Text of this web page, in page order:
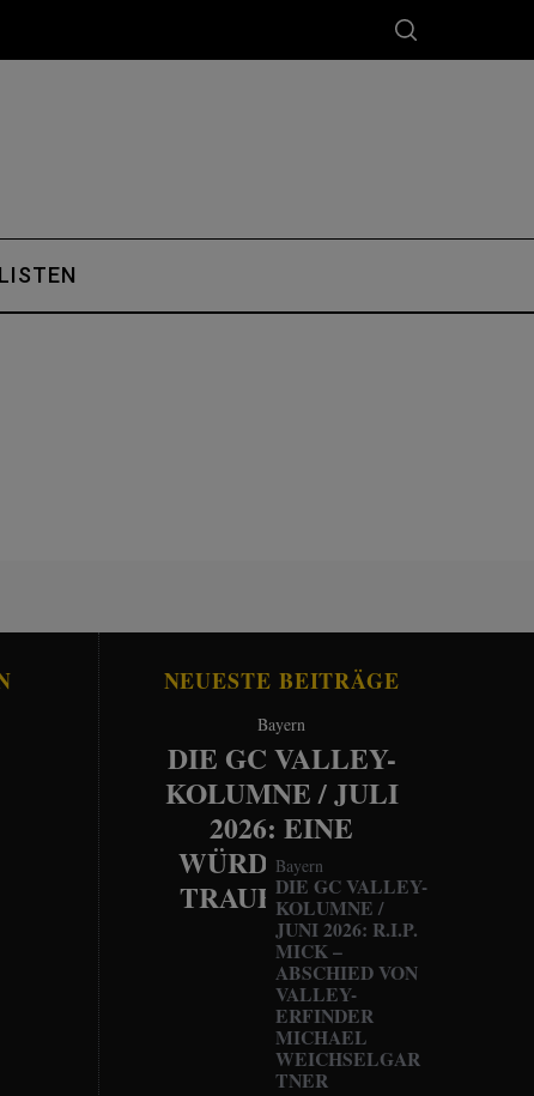
NEUESTE BEITRÄGE
Bayern
DIE GC VALLEY-
KOLUMNE / JULI
2026: EINE
WÜRDEVOLLE
TRAUERFEIER
Bayern
DIE GC VALLEY-
KOLUMNE /
JUNI 2026: R.I.P.
MICK –
ABSCHIED VON
VALLEY-
ERFINDER
MICHAEL
WEICHSELGAR
TNER